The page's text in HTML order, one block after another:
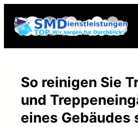
So reinigen Sie
und
eines Gebäudes